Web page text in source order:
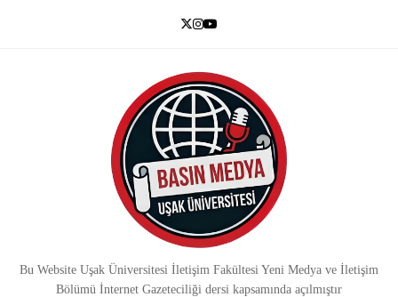
Basın Medya
Bu Website Uşak Üniversitesi İletişim Fakültesi Yeni Medya ve İletişim
Bölümü İnternet Gazeteciliği dersi kapsamında açılmıştır